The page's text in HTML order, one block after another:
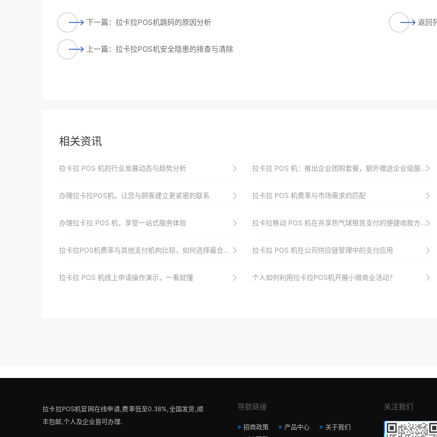
下一篇：拉卡拉POS机跳码的原因分析
上一篇：拉卡拉POS机安全隐患的排查与清除
返回
相关资讯
拉卡拉 POS 机的行业发展动态与趋势分析 拉卡拉 POS 机：推出企业团购套餐，额外赠送企业级服务
办理拉卡拉POS机，让您与顾客建立更紧密的联系 拉卡拉 POS 机费率与市场需求的匹配
办理拉卡拉 POS 机，享受一站式服务体验 拉卡拉移动 POS 机在共享热气球租赁支付的便捷收款方式
拉卡拉POS机费率与其他支付机构比较，如何选择最合适的合作方？ 拉卡拉 POS 机在公司供应链管理中的支付应用
拉卡拉 POS 机线上申请操作演示，一看就懂 个人如何利用拉卡拉POS机开展小微商业活动？
拉卡拉POS机官网在线申请,费率低至0.38%,全国发货,顺
丰包邮,个人及企业皆可办理.
导航链接
招商政策 产品中心
关于我们
关注我们